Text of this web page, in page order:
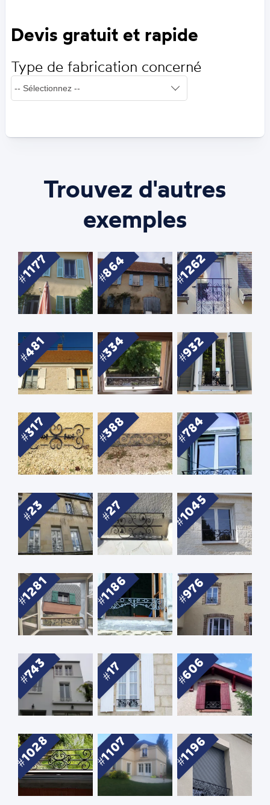
Devis gratuit et rapide
Type de fabrication concerné
Trouvez d'autres
exemples
1177 864 1262
481 334 932
317 388 784
23 27 1045
1281 1186 976
743 17 606
1028 1107 1196